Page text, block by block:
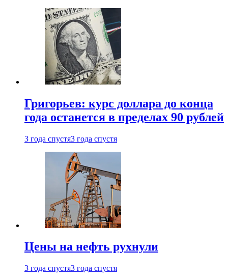
Григорьев: курс доллара до конца
года останется в пределах 90 рублей
3 года спустя3 года спустя
Цены на нефть рухнули
3 года спустя3 года спустя